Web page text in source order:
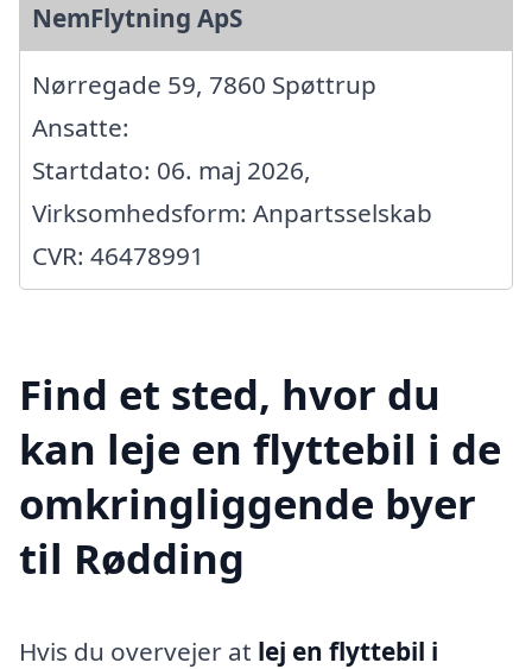
NemFlytning ApS
Nørregade 59, 7860 Spøttrup
Ansatte:
Startdato: 06. maj 2026,
Virksomhedsform: Anpartsselskab
CVR: 46478991
Find et sted, hvor du
kan leje en flyttebil i de
omkringliggende byer
til Rødding
Hvis du overvejer at lej en flyttebil i